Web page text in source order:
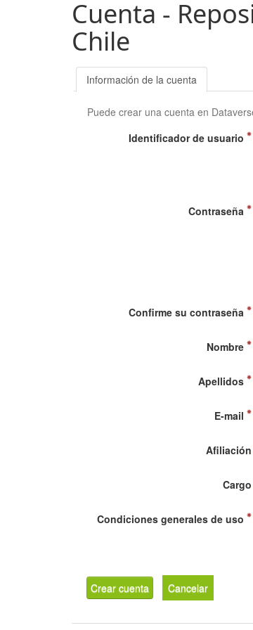
Cuenta -
Chile
Información de la cuenta
Puede crear una cuenta en
Identificador de usuario
Contraseña
Confirme su contraseña
Nombre
Apellidos
E-mail
Afiliación
Cargo
Condiciones generales de uso
Crear cuenta Cancelar